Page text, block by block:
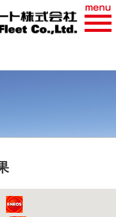
品